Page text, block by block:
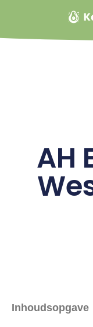
AH
Inhoudsopgave